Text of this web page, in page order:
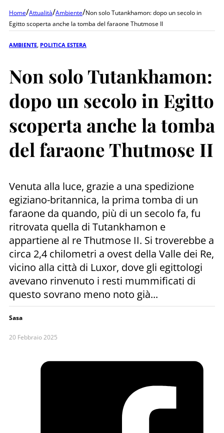
Home/Attualità/Ambiente/Non solo Tutankhamon: dopo un secolo in
Egitto scoperta anche la tomba del faraone Thutmose II
AMBIENTE POLITICA ESTERA
Non solo Tutankhamon:
dopo un secolo in Egitto
scoperta anche la tomba
del faraone Thutmose II
Venuta alla luce, grazie a una spedizione
egiziano-britannica, la prima tomba di un
faraone da quando, più di un secolo fa, fu
ritrovata quella di Tutankhamon e
appartiene al re Thutmose II. Si troverebbe a
circa 2,4 chilometri a ovest della Valle dei Re,
vicino alla città di Luxor, dove gli egittologi
avevano rinvenuto i resti mummificati di
questo sovrano meno noto già...
Sasa
20 Febbraio 2025